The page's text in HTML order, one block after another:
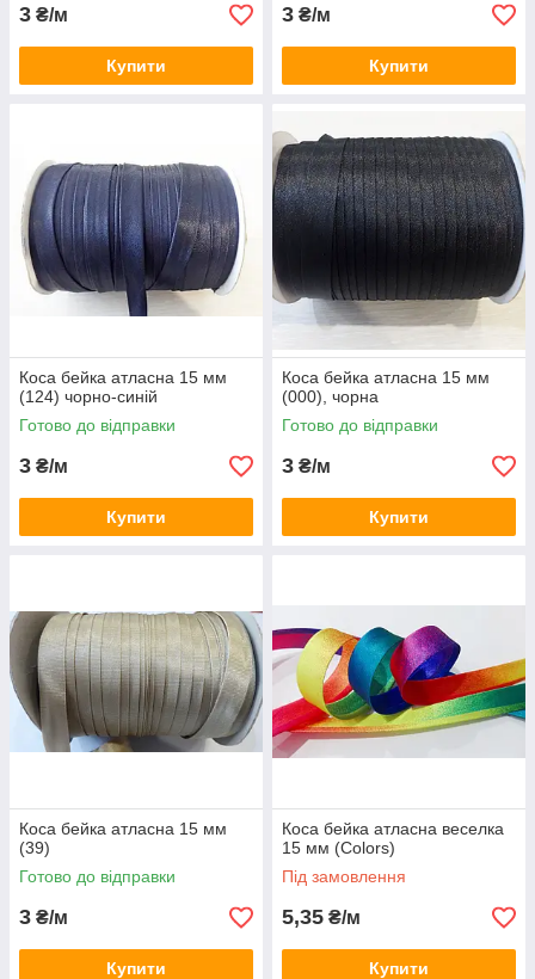
3 ₴/м
Купити
3 ₴/м
Купити
Коса бейка атласна 15 мм
(124) чорно-синій
Готово до відправки
3 ₴/м
Купити
Коса бейка атласна 15 мм
(000), чорна
Готово до відправки
3 ₴/м
Купити
Коса бейка атласна 15 мм
(39)
Готово до відправки
3 ₴/м
Купити
Коса бейка атласна веселка
15 мм (Colors)
Під замовлення
5,35 ₴/м
Купити